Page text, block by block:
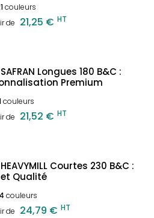
couleurs
de 21,25 € HT
Longues 180 B&C :
Premium
couleurs
de 21,52 € HT
Courtes 230 B&C :
et Qualité
couleurs
de 24,79 € HT